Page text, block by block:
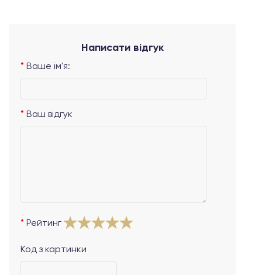
Написати відгук
Ваше ім'я:
Ваш відгук
Рейтинг
Код з картинки